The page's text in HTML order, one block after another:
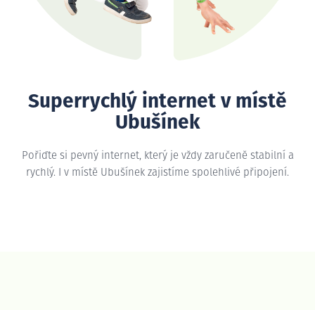
Superrychlý internet v místě
Ubušínek
Pořiďte si pevný internet, který je vždy zaručeně stabilní a
rychlý. I v místě Ubušínek zajistíme spolehlivé připojení.